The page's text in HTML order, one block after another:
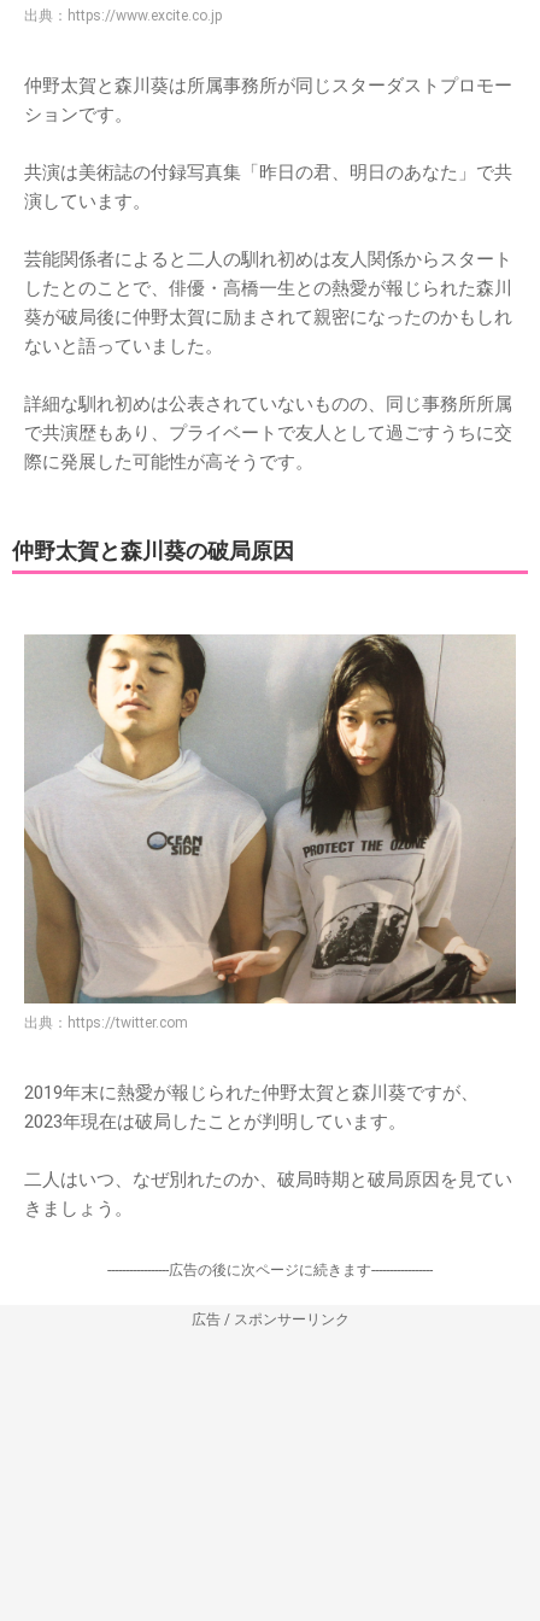
出典： https://www.excite.co.jp
仲野太賀と森川葵は所属事務所が同じスターダストプロモー
ションです。
共演は美術誌の付録写真集「昨日の君、明日のあなた」で共
演しています。
芸能関係者によると二人の馴れ初めは友人関係からスタート
したとのことで、俳優・高橋一生との熱愛が報じられた森川
葵が破局後に仲野太賀に励まされて親密になったのかもしれ
ないと語っていました。
詳細な馴れ初めは公表されていないものの、同じ事務所所属
で共演歴もあり、プライベートで友人として過ごすうちに交
際に発展した可能性が高そうです。
仲野太賀と森川葵の破局原因
出典： https://twitter.com
2019年末に熱愛が報じられた仲野太賀と森川葵ですが、
2023年現在は破局したことが判明しています。
二人はいつ、なぜ別れたのか、破局時期と破局原因を見てい
きましょう。
-----------------広告の後に次ページに続きます-----------------
広告 / スポンサーリンク